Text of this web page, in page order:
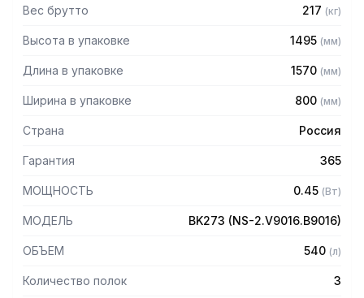
Вес брутто 217 (кг)
Высота в упаковке 1495 (мм)
Длина в упаковке 1570 (мм)
Ширина в упаковке 800 (мм)
Страна Россия
Гарантия 365
МОЩНОСТЬ 0.45 (Вт)
МОДЕЛЬ BK273 (NS-2.V9016.B9016)
ОБЪЕМ 540 (л)
Количество полок 3